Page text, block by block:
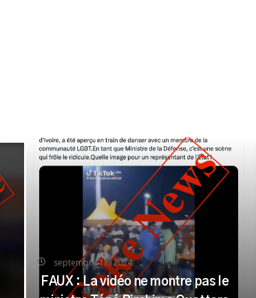
septembre 18, 2024
FAUX : La vidéo ne montre pas le